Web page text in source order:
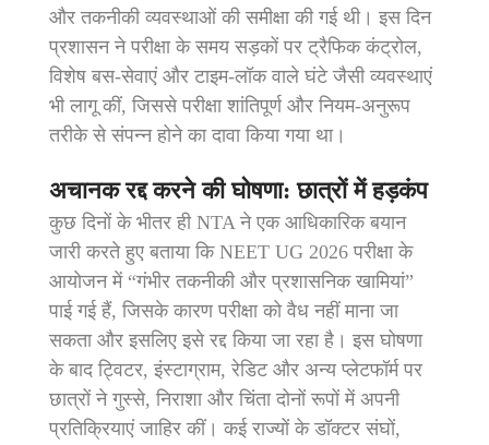
और तकनीकी व्यवस्थाओं की समीक्षा की गई थी। इस दिन
प्रशासन ने परीक्षा के समय सड़कों पर ट्रैफिक कंट्रोल,
विशेष बस‑सेवाएं और टाइम‑लॉक वाले घंटे जैसी व्यवस्थाएं
भी लागू कीं, जिससे परीक्षा शांतिपूर्ण और नियम‑अनुरूप
तरीके से संपन्न होने का दावा किया गया था।
अचानक रद्द करने की घोषणा: छात्रों में हड़कंप
कुछ दिनों के भीतर ही NTA ने एक आधिकारिक बयान
जारी करते हुए बताया कि NEET UG 2026 परीक्षा के
आयोजन में “गंभीर तकनीकी और प्रशासनिक खामियां”
पाई गई हैं, जिसके कारण परीक्षा को वैध नहीं माना जा
सकता और इसलिए इसे रद्द किया जा रहा है। इस घोषणा
के बाद ट्विटर, इंस्टाग्राम, रेडिट और अन्य प्लेटफॉर्म पर
छात्रों ने गुस्से, निराशा और चिंता दोनों रूपों में अपनी
प्रतिक्रियाएं जाहिर कीं। कई राज्यों के डॉक्टर संघों,